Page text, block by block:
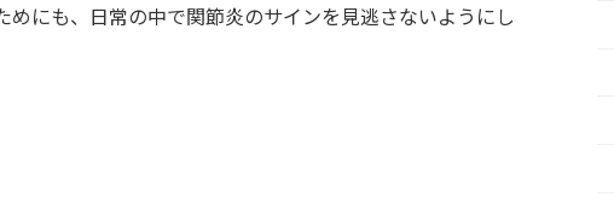
にも、日常の中で関節炎のサインを見逃さないようにし